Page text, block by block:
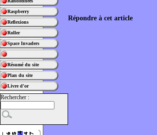
Raspberry
Reflexions
Roller
Space Invaders
Résumé du site
Plan du site
Livre d'or
Rechercher :
Répondre à cet article